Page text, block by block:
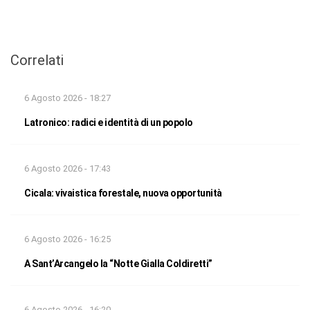
Correlati
6 Agosto 2026 - 18:27
Latronico: radici e identità di un popolo
6 Agosto 2026 - 17:43
Cicala: vivaistica forestale, nuova opportunità
6 Agosto 2026 - 16:25
A Sant’Arcangelo la “Notte Gialla Coldiretti”